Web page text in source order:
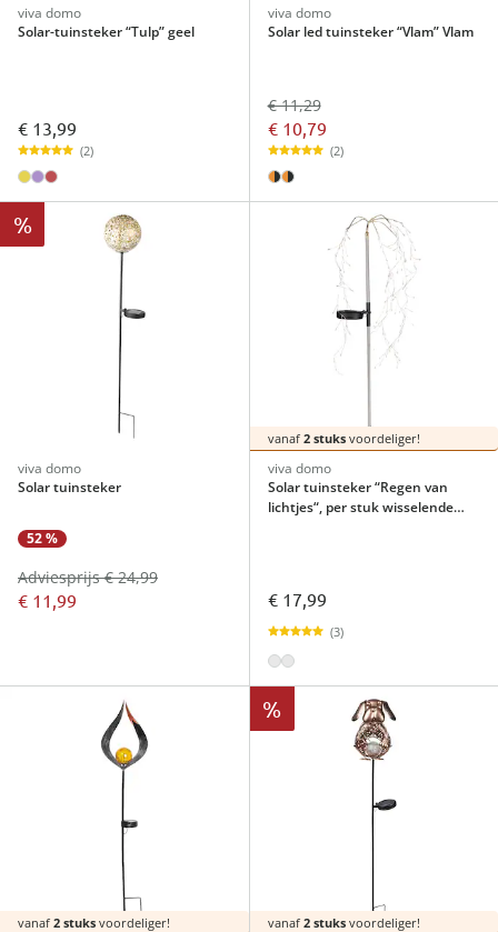
viva domo
Solar-tuinsteker “Tulp” geel
€ 13,99
(2)
viva domo
Solar led tuinsteker “Vlam” Vlam
€ 11,29
€ 10,79
(2)
%
viva domo
Solar tuinsteker
52 %
€ 11,99
Adviesprijs € 24,99
vanaf 2 stuksvoordeliger!
viva domo
Solar tuinsteker “Regen van
lichtjes“, per stuk wisselende
€ 17,99
(3)
vanaf 2 stuks voordeliger!
%
vanaf 2 stuksvoordeliger!